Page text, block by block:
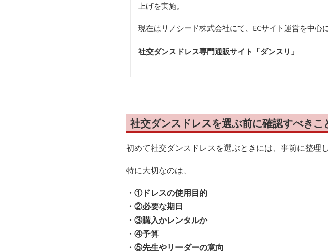
上げを実施。
現在はリノシード株式会社にて、ECサイト運営を中心
社交ダンスドレス専門通販サイト「ダンスリ 」
社交ダンスドレスを選ぶ前に確認すべきこ
初めて社交ダンスドレスを選ぶときには、事前に整理
特に大切なのは、
・①ドレスの使用目的
・②必要な期日
・③購入かレンタルか
・④予算
・⑤先生やリーダーの意向